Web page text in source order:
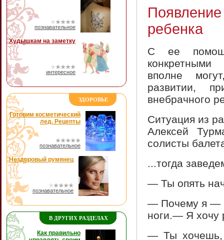
познавательное
Худышкам на заметку
интересное
ЗДОРОВЬЕ
Готовим косметический
лед. Рецепты
познавательное
Нездоровый румянец
познавательное
В ДРУГИХ РАЗДЕЛАХ
Как правильно
ребенка
С ее
конкретными
вполне
развитии,
внебрачного
Ситуация из
Алексей
солисты
...тогда
— Ты опять
— Почему я —
ноги.— Я хочу
— Ты хочешь,